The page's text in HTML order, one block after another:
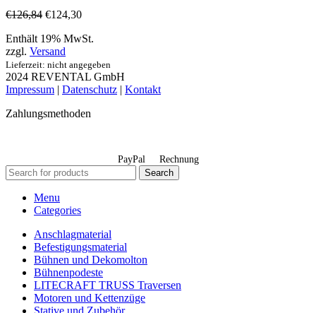
€126,84 €124,30
Enthält 19% MwSt.
zzgl. Versand
Lieferzeit: nicht angegeben
2024 REVENTAL GmbH
Impressum | Datenschutz | Kontakt
Zahlungsmethoden
PayPal Rechnung
Search
Menu
Categories
Anschlagmaterial
Befestigungsmaterial
Bühnen und Dekomolton
Bühnenpodeste
LITECRAFT TRUSS Traversen
Motoren und Kettenzüge
Stative und Zubehör